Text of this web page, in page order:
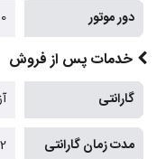
دور موتور
خدمات پس از فروش
گارانتی
مدت زمان گارانتی